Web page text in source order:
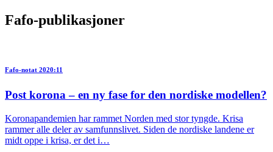
Fafo-publikasjoner
Fafo-notat 2020:11
Post korona – en ny fase for den nordiske modellen?
Koronapandemien har rammet Norden med stor tyngde. Krisa
rammer alle deler av samfunnslivet. Siden de nordiske landene er
midt oppe i krisa, er det i…